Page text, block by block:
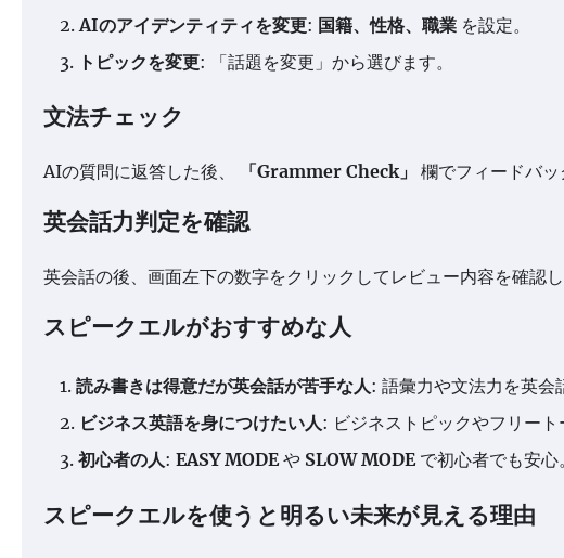
AIのアイデンティティを変更: 国籍、性格、職業 を設定。
トピックを変更: 「話題を変更」から選びます。
文法チェック
AIの質問に返答した後、 「Grammer Check」 欄でフィードバッ
英会話力判定を確認
英会話の後、画面左下の数字をクリックしてレビュー内容を確認し
スピークエルがおすすめな人
読み書きは得意だが英会話が苦手な人: 語彙力や文法力を英会
ビジネス英語を身につけたい人: ビジネストピックやフリート
初心者の人: EASY MODEや SLOW MODEで初心者でも安心。
スピークエルを使うと明るい未来が見える理由